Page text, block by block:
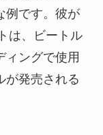
例です。彼が
は、ビートル
ィングで使用
が発売される